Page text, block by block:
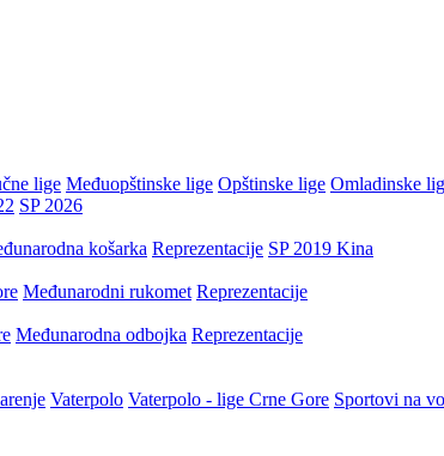
lige Međuopštinske lige Opštinske lige Omladinske
SP 2026
košarka Reprezentacije SP 2019 Kina
Međunarodni rukomet Reprezentacije
Međunarodna odbojka Reprezentacije
Vaterpolo Vaterpolo - lige Crne Gore Sportovi na